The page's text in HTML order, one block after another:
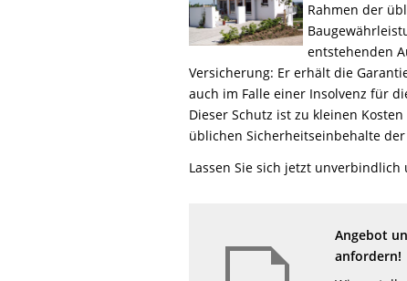
Rahmen der
entstehenden
Versicherung: Er erhält die
auch im Falle einer Insolvenz für
Dieser Schutz ist zu kleinen
üblichen Sicherheitseinbehalte
Lassen Sie sich jetzt
Angebot
anfordern!